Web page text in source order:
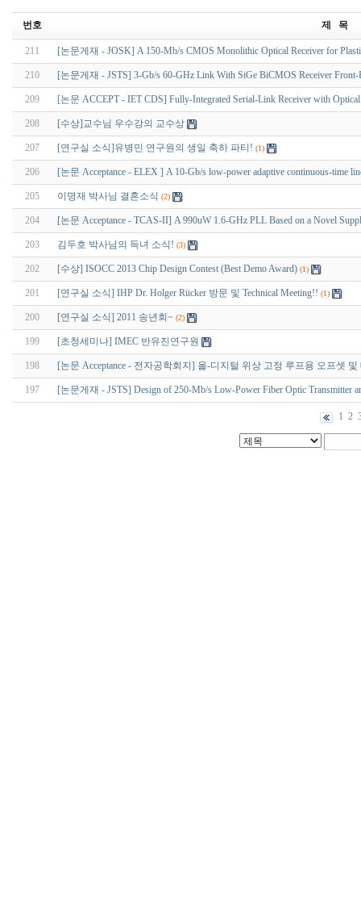
번호 제 목
211 [논문게재 - JOSK] A 150-Mb/s CMOS Monolithic Optical Receiver for
210 [논문게재 - JSTS] 3-Gb/s 60-GHz Link With SiGe BiCMOS Receiver
209 [논문 ACCEPT - IET CDS] Fully-Integrated Serial-Link Receiver with
208 [수상]교수님 우수강의 교수상
207 [연구실 소식]유병민 연구원의 생일 축하 파티! (1)
206 [논문 Acceptance - ELEX ] A 10-Gb/s low-power adaptive continuous-time
205 이명재 박사님 결혼소식 (2)
204 [논문 Acceptance - TCAS-II] A 990uW 1.6-GHz PLL Based on a Novel
203 김두호 박사님의 득녀 소식! (3)
202 [수상] ISOCC 2013 Chip Design Contest (Best Demo Award) (1)
201 [연구실 소식] IHP Dr. Holger Rücker 방문 및 Technical Meeting!! (1)
200 [연구실 소식] 2011 송년회~ (2)
199 [초청세미나] IMEC 반유진연구원
198 [논문 Acceptance - 전자공학회지] 올-디지털 위상 고정 루프용 오프셋
197 [논문게재 - JSTS] Design of 250-Mb/s Low-Power Fiber Optic Transmitter
1 2